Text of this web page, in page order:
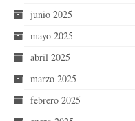
junio 2025
mayo 2025
abril 2025
marzo 2025
febrero 2025